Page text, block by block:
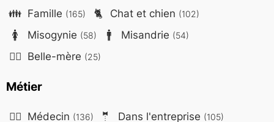
👪 Famille (165) 🐈 Chat et chien (102)
🚺 Misogynie (58) 🚹 Misandrie (54)
🤷‍♀️ Belle-mère (25)
Métier
👨‍⚕️ Médecin (136) 🤵 Dans l'entreprise (105)